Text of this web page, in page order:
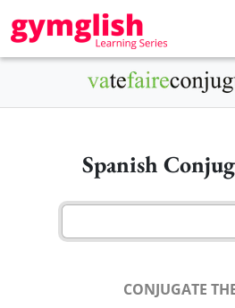
Spanish
CONJUGATE